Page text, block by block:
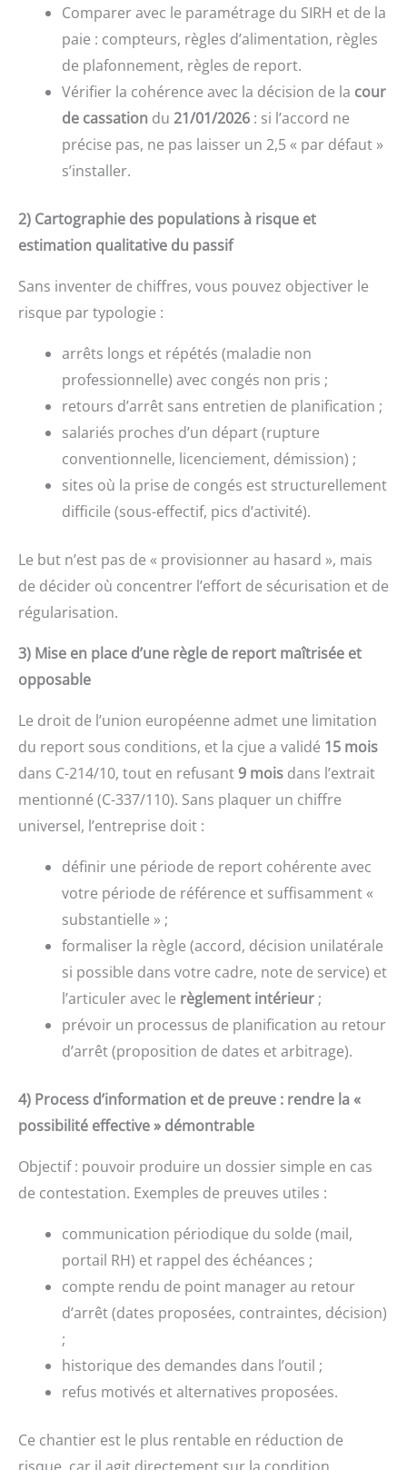
Comparer avec le paramétrage du SIRH et de la
paie : compteurs, règles d’alimentation, règles
de plafonnement, règles de report.
Vérifier la cohérence avec la décision de la cour
de cassation du 21/01/2026 : si l’accord ne
précise pas, ne pas laisser un 2,5 « par défaut »
s’installer.
2) Cartographie des populations à risque et
estimation qualitative du passif
Sans inventer de chiffres, vous pouvez objectiver le
risque par typologie :
arrêts longs et répétés (maladie non
professionnelle) avec congés non pris ;
retours d’arrêt sans entretien de planification ;
salariés proches d’un départ (rupture
conventionnelle, licenciement, démission) ;
sites où la prise de congés est structurellement
difficile (sous-effectif, pics d’activité).
Le but n’est pas de « provisionner au hasard », mais
de décider où concentrer l’effort de sécurisation et de
régularisation.
3) Mise en place d’une règle de report maîtrisée et
opposable
Le droit de l’union européenne admet une limitation
du report sous conditions, et la cjue a validé 15 mois
dans C-214/10, tout en refusant 9 mois dans l’extrait
mentionné (C-337/110). Sans plaquer un chiffre
universel, l’entreprise doit :
définir une période de report cohérente avec
votre période de référence et suffisamment «
substantielle » ;
formaliser la règle (accord, décision unilatérale
si possible dans votre cadre, note de service) et
l’articuler avec le règlement intérieur ;
prévoir un processus de planification au retour
d’arrêt (proposition de dates et arbitrage).
4) Process d’information et de preuve : rendre la «
possibilité effective » démontrable
Objectif : pouvoir produire un dossier simple en cas
de contestation. Exemples de preuves utiles :
communication périodique du solde (mail,
portail RH) et rappel des échéances ;
compte rendu de point manager au retour
d’arrêt (dates proposées, contraintes, décision)
;
historique des demandes dans l’outil ;
refus motivés et alternatives proposées.
Ce chantier est le plus rentable en réduction de